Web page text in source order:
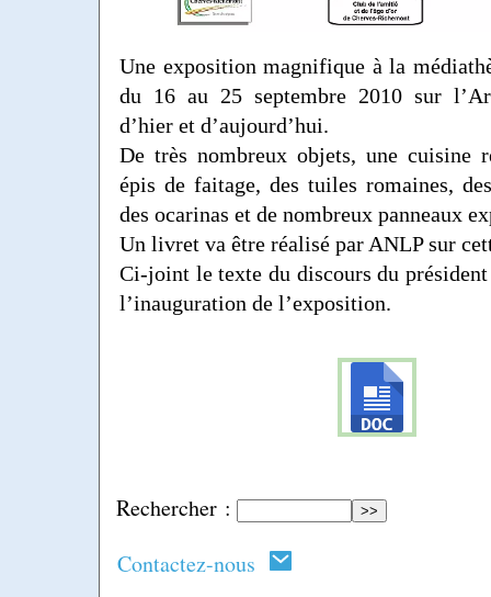
Rechercher :
Contactez-nous
Une exposition magnifique à la
du 16 au 25 septembre 2010 sur
d’hier et d’aujourd’hui.
De très nombreux objets, une cuisine
épis de faitage, des tuiles romaines,
des ocarinas et de nombreux panneaux
Un livret va être réalisé par ANLP sur
Ci-joint le texte du discours du
l’inauguration de l’exposition.